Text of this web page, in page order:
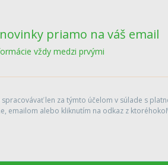
priamo na váš email
vždy medzi prvými
len za týmto účelom v súlade s
emailom alebo kliknutím na odkaz z